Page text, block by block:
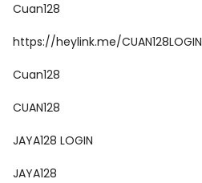
Cuan128
https://heylink.me/CUAN128LOGIN
Cuan128
CUAN128
JAYA128 LOGIN
JAYA128